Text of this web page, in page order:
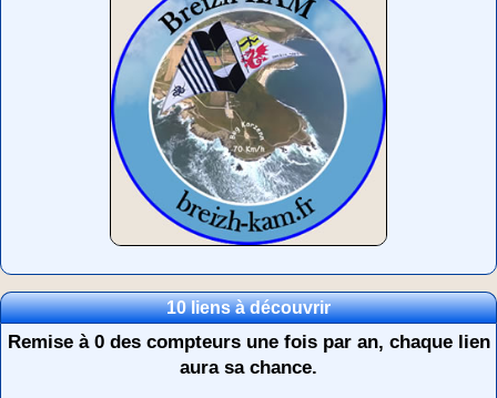
10 liens à découvrir
Remise à 0 des compteurs une fois par an, chaque lien
aura sa chance.